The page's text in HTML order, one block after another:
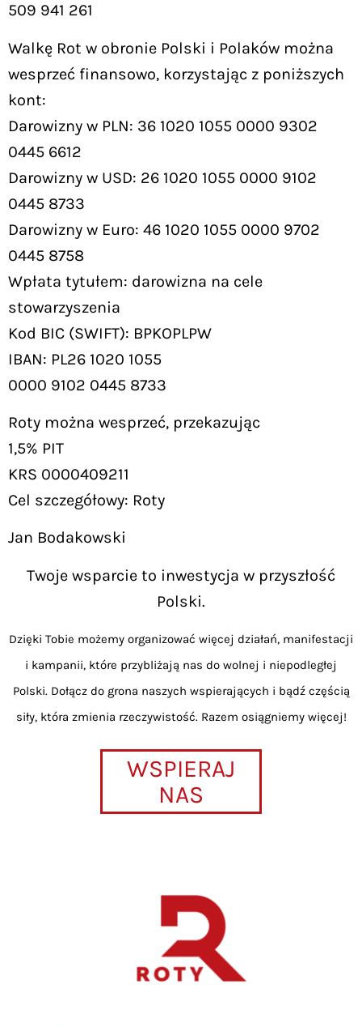
509 941 261
Walkę Rot w obronie Polski i Polaków można
wesprzeć finansowo, korzystając z poniższych
kont:
Darowizny w PLN: 36 1020 1055 0000 9302
0445 6612
Darowizny w USD: 26 1020 1055 0000 9102
0445 8733
Darowizny w Euro: 46 1020 1055 0000 9702
0445 8758
Wpłata tytułem: darowizna na cele
stowarzyszenia
Kod BIC (SWIFT): BPKOPLPW
IBAN: PL26 1020 1055
0000 9102 0445 8733
Roty można wesprzeć, przekazując
1,5% PIT
KRS 0000409211
Cel szczegółowy: Roty
Jan Bodakowski
Twoje wsparcie to inwestycja w przyszłość
Polski.
Dzięki Tobie możemy organizować więcej działań, manifestacji
i kampanii, które przybliżają nas do wolnej i niepodległej
Polski. Dołącz do grona naszych wspierających i bądź częścią
siły, która zmienia rzeczywistość. Razem osiągniemy więcej!
WSPIERAJ
NAS